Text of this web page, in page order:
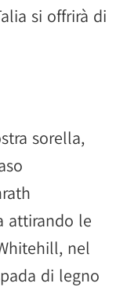
si offrirà di
sorella,
attirando le
nel
di legno